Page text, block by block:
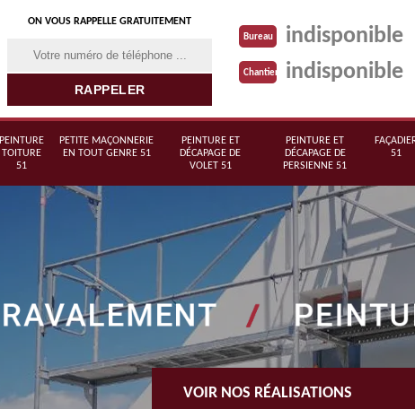
ON VOUS RAPPELLE GRATUITEMENT
Bureau indisponible
Chantier indisponible
PEINTURE
TOITURE
51
PETITE MAÇONNERIE
EN TOUT GENRE 51
PEINTURE ET
DÉCAPAGE DE
VOLET 51
PEINTURE ET
DÉCAPAGE DE
PERSIENNE 51
51
VOIR NOS RÉALISATIONS